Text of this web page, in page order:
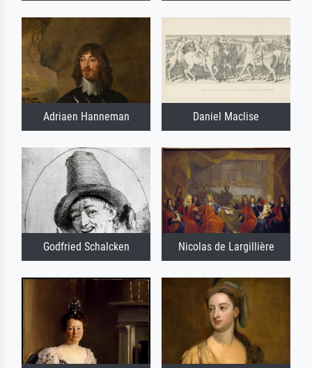
Adriaen Hanneman Daniel Maclise
Godfried Schalcken Nicolas de Largillière